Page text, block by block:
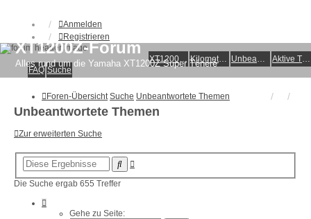
Anmelden
Registrieren
XT1200Z-Wiki Kilometerstatistik Unbeantwortete Themen Aktive Themen
XT1200Z-Forum
Alles rund um die Yamaha XT1200Z Super Ténéré
FAQ Suche
Foren-Übersicht Suche Unbeantwortete Themen
Unbeantwortete Themen
Zur erweiterten Suche
Suche
Suche
Die Suche ergab 655 Treffer
Seite
1
Gehe zu Seite: